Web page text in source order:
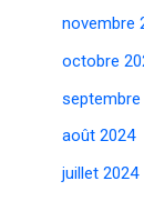
novembre
octobre
septembre
août 2024
juillet 2024